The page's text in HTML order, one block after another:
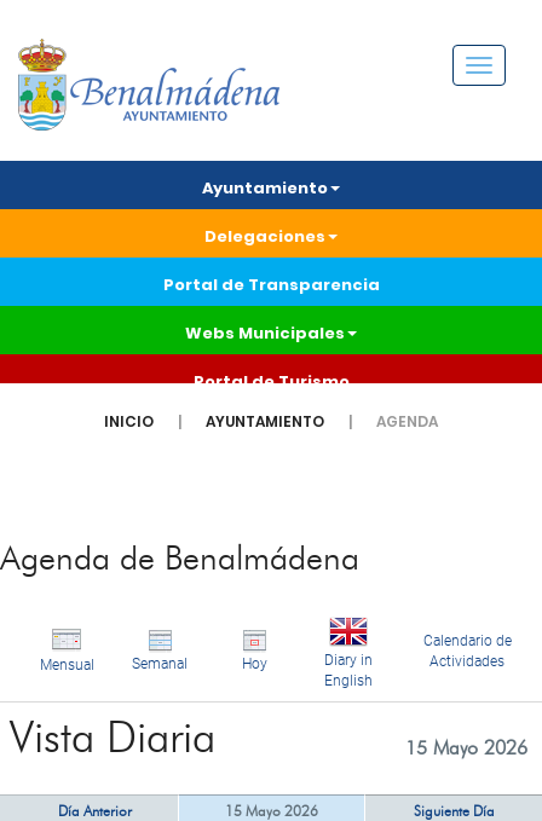
Menú
Ayuntamiento
Delegaciones
Portal de Transparencia
Webs Municipales
Portal de Turismo
INICIO AYUNTAMIENTO AGENDA
Agenda de Benalmádena
Mensual Semanal Hoy
Diary in
English
Calendario de
Actividades
Vista Diaria 15 Mayo 2026
Día Anterior 15 Mayo 2026 Siguiente Día